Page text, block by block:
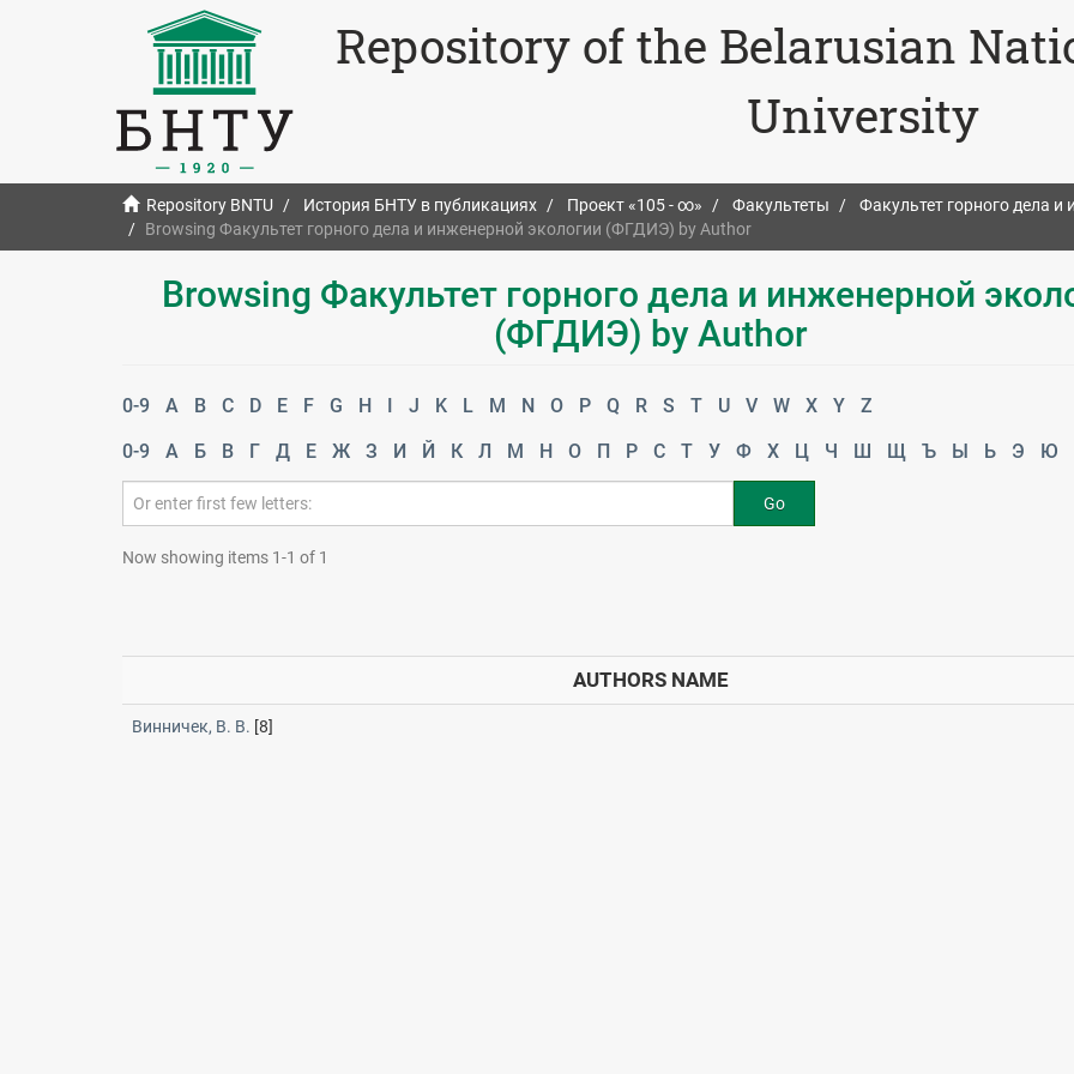
Repository of the Belarusian
University
Repository BNTU История БНТУ в публикациях Проект «105 - ∞» Факультеты
Факультет горного дела
Browsing Факультет горного дела и инженерной экологии (ФГДИЭ) by Author
Browsing Факультет горного дела и инженерной
(ФГДИЭ) by Author
0-9 A B C D E F G H I J K L M N O P Q R S T U V W X Y
Z
0-9
А Б В Г Д Е Ж З И Й К Л М Н О П Р С Т У Ф Х Ц Ч Ш Щ Ъ Ы Ь Э Ю
Go
Now showing items 1-1 of 1
AUTHORS NAME
Винничек, В. В. [8]